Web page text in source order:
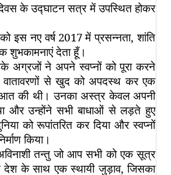
दिवस के उद्घाटन सत्र में उपस्थित होकर
इस नए वर्ष 2017 में प्रसन्नता, शांति
शुभकामनाएं देता हूँ।
ने अपने स्वप्नों को पूरा करने
वातावरणों से खुद को अपदस्थ कर एक
की थी। उनका अस्त्र केवल अपनी
और उन्होंने सभी बाधाओं से लड़ते हुए
को रूपांतरित कर दिया और स्वप्नों
किया।
तन्तु जो आप सभी को एक सूत्र
देश के साथ एक स्थायी जुड़ाव, जिसका